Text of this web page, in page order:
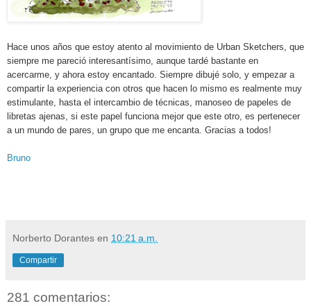
Hace unos años que estoy atento al movimiento de Urban Sketchers, que
siempre me pareció interesantísimo, aunque tardé bastante en
acercarme, y ahora estoy encantado. Siempre dibujé solo, y empezar a
compartir la experiencia con otros que hacen lo mismo es realmente muy
estimulante, hasta el intercambio de técnicas, manoseo de papeles de
libretas ajenas, si este papel funciona mejor que este otro, es pertenecer
a un mundo de pares, un grupo que me encanta. Gracias a todos!
Bruno
Norberto Dorantes en 10:21 a.m.
Compartir
281 comentarios: